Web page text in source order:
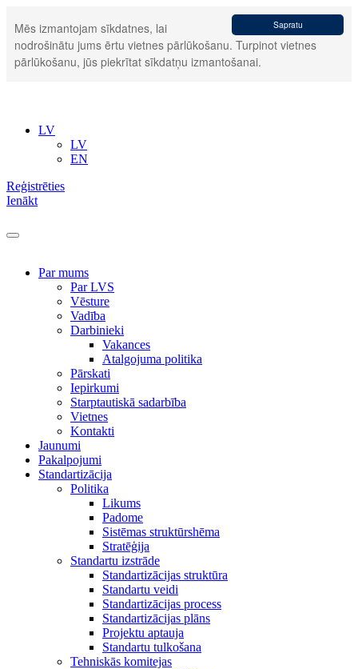
Sapratu
Mēs izmantojam sīkdatnes, lai
nodrošinātu jums ērtu vietnes pārlūkošanu. Turpinot vietnes
pārlūkošanu, jūs piekrītat sīkdatņu izmantošanai.
LV
LV
EN
Reģistrēties
Ienākt
Par mums
Par LVS
Vēsture
Vadība
Darbinieki
Vakances
Atalgojuma politika
Pārskati
Iepirkumi
Starptautiskā sadarbība
Vietnes
Kontakti
Jaunumi
Pakalpojumi
Standartizācija
Politika
Likums
Padome
Sistēmas struktūrshēma
Stratēģija
Standartu izstrāde
Standartizācijas struktūra
Standartu veidi
Standartizācijas process
Standartizācijas plāns
Projektu aptauja
Standartu tulkošana
Tehniskās komitejas